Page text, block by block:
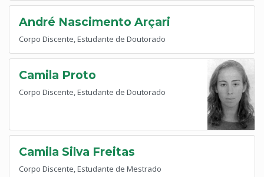
André Nascimento Arçari
Corpo Discente, Estudante de Doutorado
Camila Proto
Corpo Discente, Estudante de Doutorado
Camila Silva Freitas
Corpo Discente, Estudante de Mestrado